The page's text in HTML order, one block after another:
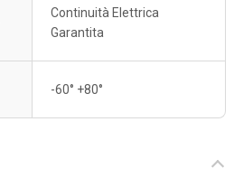
Continuità Elettrica
Garantita
-60° +80°